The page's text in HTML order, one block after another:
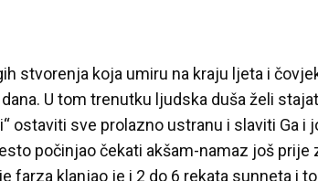
stvorenja koja umiru na kraju ljeta i
U tom trenutku ljudska duša želi
ostaviti sve prolazno ustranu i slaviti Ga
počinjao čekati akšam-namaz još
farza klanjao je i 2 do 6 rekata sunneta i